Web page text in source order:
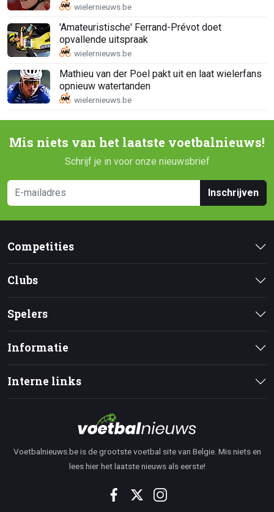
'Amateuristische' Ferrand-Prévot doet
opvallende uitspraak
Mathieu van der Poel pakt uit en laat wielerfans
opnieuw watertanden
Mis niets van het laatste voetbalnieuws!
Schrijf je in voor onze nieuwsbrief
Inschrijven
Competities
Clubs
Spelers
Informatie
Interne links
Voetbalnieuws.be is de grootste voetbal site van Belgie. Mis niets en
lees hier het laatste nieuws als eerste!